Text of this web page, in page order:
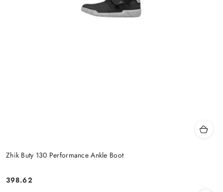
Zhik Buty 130 Performance Ankle Boot
Cena:
398.62